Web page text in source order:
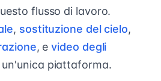
flusso di lavoro.
, sostituzione del cielo,
, evideo degli
piattaforma.